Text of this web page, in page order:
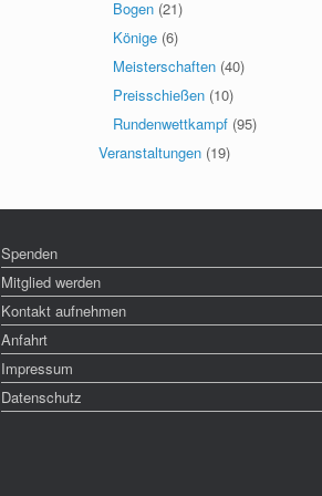
Bogen (21)
Könige (6)
Meisterschaften (40)
Preisschießen (10)
Rundenwettkampf (95)
Veranstaltungen (19)
Spenden
Mitglied werden
Kontakt aufnehmen
Anfahrt
Impressum
Datenschutz